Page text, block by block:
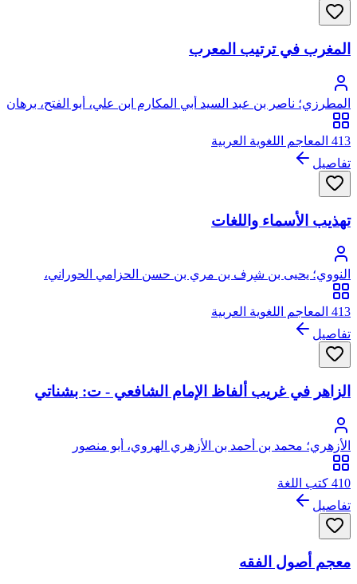
المغرب في ترتيب المعرب
المطرزي؛ ناصر بن عبد السيد أبي المكارم ابن علي، أبو الفتح، برهان
الدين الخوارزمي المطرزي
413 المعاجم اللغوية العربية
تفاصيل
تهذيب الأسماء واللغات
النووي؛ يحيى بن شرف بن مري بن حسن الحزامي الحوراني،
النووي، الشافعي، أبو زكريا، محيي الدين
413 المعاجم اللغوية العربية
تفاصيل
الزاهر في غريب ألفاظ الإمام الشافعي - ت: بشناتي
الأزهري؛ محمد بن أحمد بن الأزهري الهروي، أبو منصور
410 كتب اللغة
تفاصيل
معجم أصول الفقه